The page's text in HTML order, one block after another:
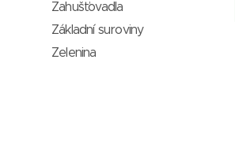
Zahušťovadla
Základní suroviny
Zelenina